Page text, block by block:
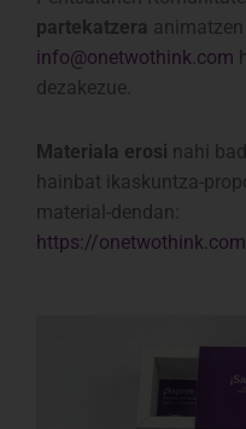
partekatzera animatzen
info@onetwothink.com
dezakezue.
Materiala erosi nahi
hainbat ikaskuntza-
material-dendan:
https://